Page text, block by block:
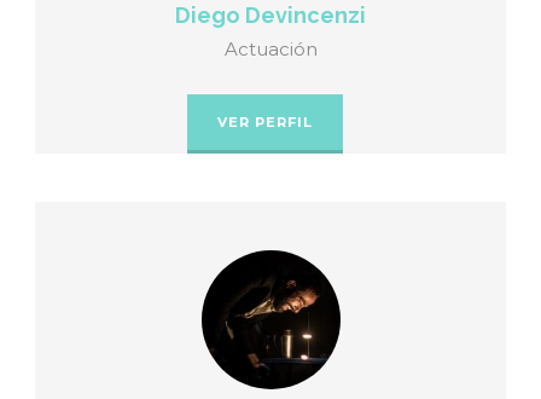
Diego Devincenzi
Actuación
VER PERFIL